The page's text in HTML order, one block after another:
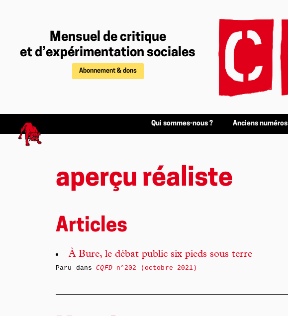
Mensuel de critique
et d’expérimentation sociales
Abonnement & dons
Qui sommes-nous ? Anciens numéros
aperçu réaliste
Articles
À Bure, le débat public six pieds sous terre
Paru dansCQFDn°202 (octobre 2021)